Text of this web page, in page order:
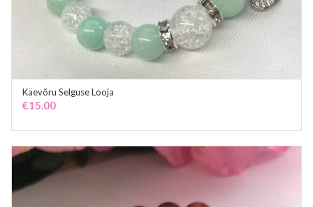
Käevõru Selguse Looja
€15.00